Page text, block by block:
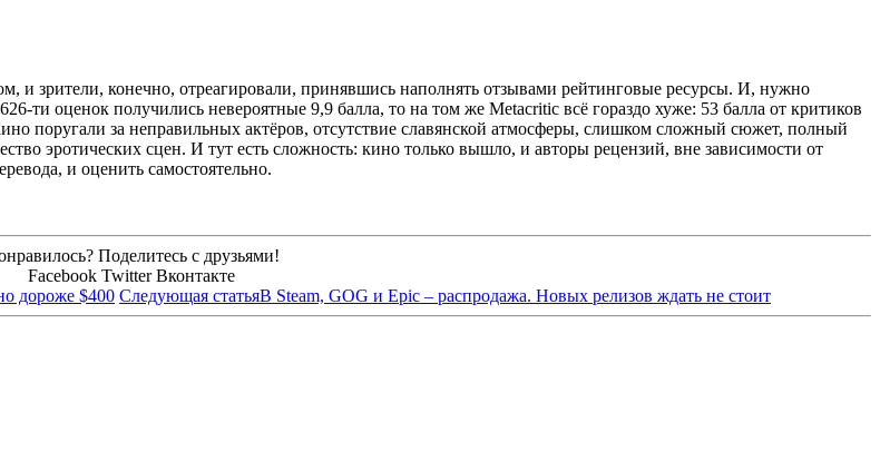
и зрители, конечно, отреагировали, принявшись наполнять отзывами рейтинговые ресурсы. И, нужно
ти оценок получились невероятные 9,9 балла, то на том же Metacritic всё гораздо хуже: 53 балла от критиков
поругали за неправильных актёров, отсутствие славянской атмосферы, слишком сложный сюжет, полный
эротических сцен. И тут есть сложность: кино только вышло, и авторы рецензий, вне зависимости от
и оценить самостоятельно.
Поделитесь с друзьями!
Facebook Twitter Вконтакте
дороже $400 Следующая статьяВ Steam, GOG и Epic – распродажа. Новых релизов ждать не стоит